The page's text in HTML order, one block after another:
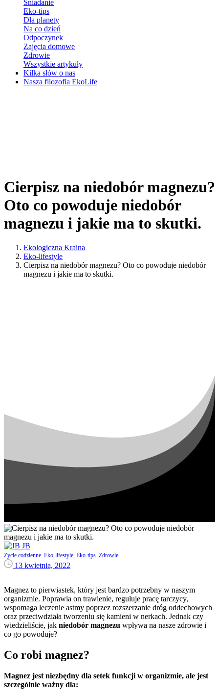
Śniadanie
Eko-tips
Dla planety
Na co dzień
Odpoczynek
Zajęcia domowe
Zdrowie
Wszystkie artykuły
Kilka słów o nas
Nasza filozofia EkoLife
Cierpisz na niedobór magnezu?
Oto co powoduje niedobór
magnezu i jakie ma to skutki.
Ekologiczna Kraina
Eko-lifestyle
Cierpisz na niedobór magnezu? Oto co powoduje niedobór
magnezu i jakie ma to skutki.
JB
Życie codzienne Eko-lifestyle Eko-tips Zdrowie
13 kwietnia, 2022
Magnez to pierwiastek, który jest bardzo potrzebny w naszym
organizmie. Poprawia on trawienie, reguluje pracę tarczycy,
wspomaga leczenie astmy poprzez rozszerzanie dróg oddechowych
oraz przeciwdziała tworzeniu się kamieni w nerkach. Jednak czy
wiedzieliście, jak niedobór magnezu wpływa na nasze zdrowie i
co go powoduje?
Co robi magnez?
Magnez jest niezbędny dla setek funkcji w organizmie, ale jest
szczególnie ważny dla: